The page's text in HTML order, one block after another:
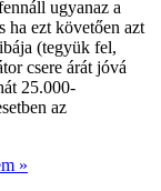
ugyanaz a
ha ezt követően azt
(tegyük fel,
csere árát jóvá
25.000-
az
»